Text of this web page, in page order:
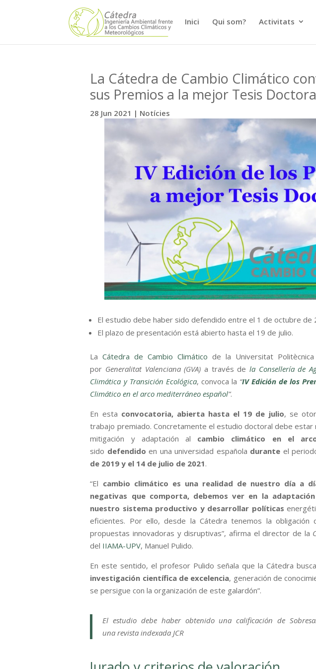
Inici Qui som? Activitats
La Cátedra de Cambio Climático
sus Premios a la mejor Tesis
28 Jun 2021 | Notícies
El estudio debe haber sido defendido entre el 1 de octubre de
El plazo de presentación está abierto hasta el 19 de julio.
LaCátedra de Cambio Climático de la Universitat
por Generalitat Valenciana (GVA) a través de la Consellería de
Climática y Transición Ecológica, convoca la “IV Edición de los
Climático en el arco mediterráneo español”.
En esta convocatoria, abierta hasta el 19 de julio, se
trabajo premiado. Concretamente el estudio doctoral debe estar
mitigación y adaptación al cambio climático en el
sido defendidoen una universidad española durante el
de 2019 y el 14 de julio de 2021.
“El cambio climático es una realidad de nuestro día a
negativas que comporta, debemos ver en la
nuestro sistema productivo y desarrollar políticas
eficientes. Por ello, desde la Cátedra tenemos la obligación
propuestas innovadoras y disruptivas”, afirma el director de la
del IIAMA-UPV, Manuel Pulido.
En este sentido, el profesor Pulido señala que la Cátedra
investigación científica de excelencia, generación de
se persigue con la organización de este galardón”.
El estudio debe haber obtenido una calificación de
una revista indexada JCR